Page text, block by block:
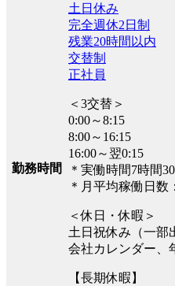
勤務時間
土日休み
完全週休2日制
残業20時間以内
交替制
正社員
＜3交替＞
0:00～8:15
8:00～16:15
16:00～翌0:15
＊実働時間7時間
＊月平均稼働日数
＜休日・休暇＞
土日祝休み（一部
会社カレンダー、
【長期休暇】